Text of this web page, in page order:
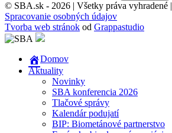
© SBA.sk - 2026 | Všetky práva vyhradené |
Spracovanie osobných údajov
Tvorba web stránok od Grappastudio
Domov
Aktuality
Novinky
SBA konferencia 2026
Tlačové správy
Kalendár podujatí
BIP: Biometánové partnerstvo